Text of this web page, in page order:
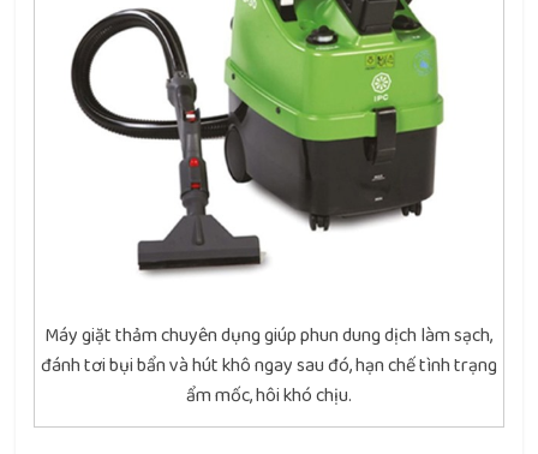
Máy giặt thảm chuyên dụng giúp phun dung dịch làm sạch,
đánh tơi bụi bẩn và hút khô ngay sau đó, hạn chế tình trạng
ẩm mốc, hôi khó chịu.